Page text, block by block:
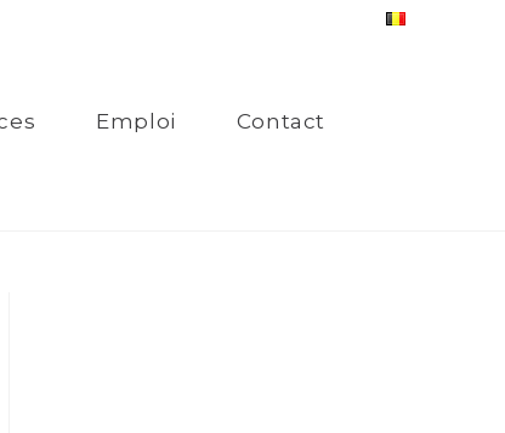
Emploi Contact